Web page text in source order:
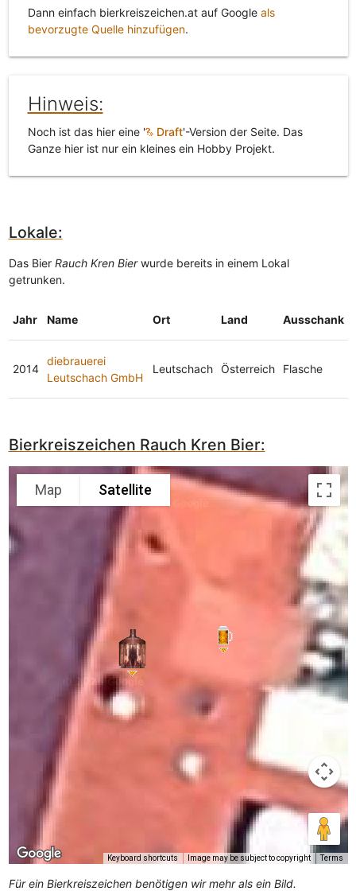
Dann einfach bierkreiszeichen.at auf Google als
bevorzugte Quelle hinzufügen.
Hinweis:
Noch ist das hier eine ' Draft'-Version der Seite. Das
Ganze hier ist nur ein kleines ein Hobby Projekt.
Lokale:
Das Bier Rauch Kren Bierwurde bereits in einem Lokal
getrunken.
Jahr Name Ort Land Ausschank
2014
diebrauerei
Leutschach GmbH
Leutschach Österreich Flasche
Bierkreiszeichen Rauch Kren Bier:
Map Satellite
Keyboard shortcuts Image may be subject to copyright Terms
Für ein Bierkreiszeichen benötigen wir mehr als ein Bild.